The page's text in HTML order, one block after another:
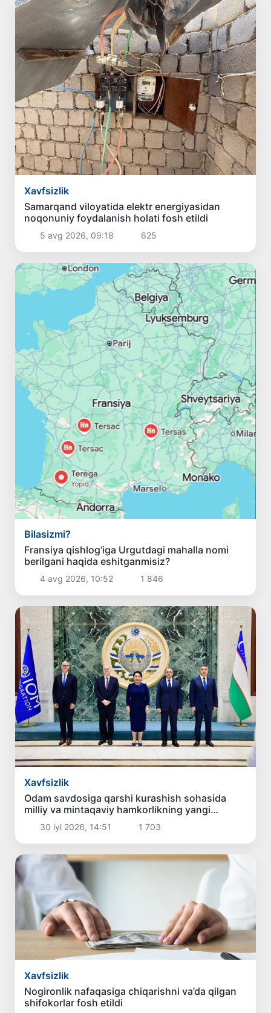
Xavfsizlik
Samarqand viloyatida elektr energiyasidan
noqonuniy foydalanish holati fosh etildi
5 avg 2026, 09:18 625
Bilasizmi?
Fransiya qishlog‘iga Urgutdagi mahalla nomi
berilgani haqida eshitganmisiz?
4 avg 2026, 10:52 1 846
Xavfsizlik
Odam savdosiga qarshi kurashish sohasida
milliy va mintaqaviy hamkorlikning yangi
ustuvor yo‘nalishlari belgilab olindi
30 iyl 2026, 14:51 1 703
Xavfsizlik
Nogironlik nafaqasiga chiqarishni va’da qilgan
shifokorlar fosh etildi